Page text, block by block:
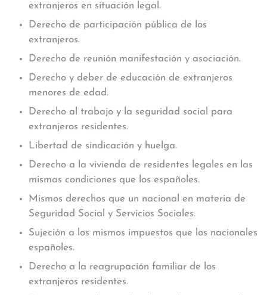
extranjeros en situación legal.
Derecho de participación pública de los
extranjeros.
Derecho de reunión manifestación y asociación.
Derecho y deber de educación de extranjeros
menores de edad.
Derecho al trabajo y la seguridad social para
extranjeros residentes.
Libertad de sindicación y huelga.
Derecho a la vivienda de residentes legales en las
mismas condiciones que los españoles.
Mismos derechos que un nacional en materia de
Seguridad Social y Servicios Sociales.
Sujeción a los mismos impuestos que los nacionales
españoles.
Derecho a la reagrupación familiar de los
extranjeros residentes.